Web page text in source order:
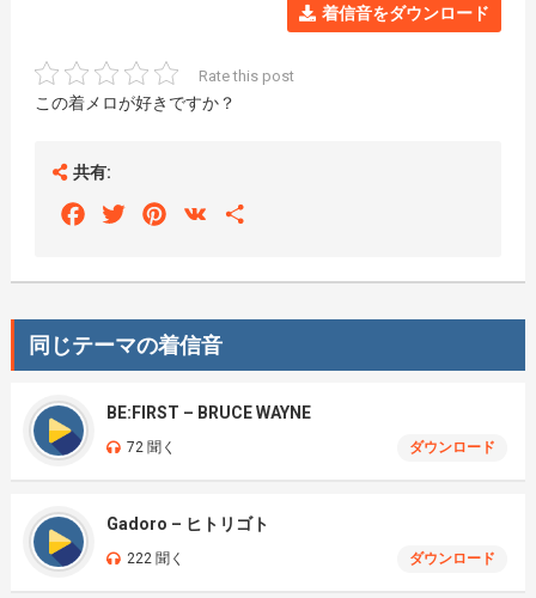
着信音をダウンロード
Rate this post
この着メロが好きですか？
共有:
FacebookTwitterPinterest
VK
同じテーマの着信音
BE:FIRST – BRUCE WAYNE
72 聞く ダウンロード
Gadoro – ヒトリゴト
222 聞く ダウンロード